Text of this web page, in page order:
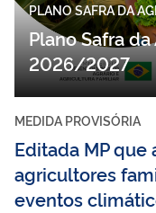
PLANO SAFRA DA
Plano Safra
2026/2027
MEDIDA PROVISÓRIA
Editada MP
agricultores
eventos